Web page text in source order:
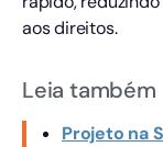
aos direitos.
Leia também
Projeto na